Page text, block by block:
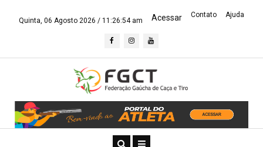
Quinta, 06 Agosto 2026 / 11:26:55 am Acessar Contato Ajuda